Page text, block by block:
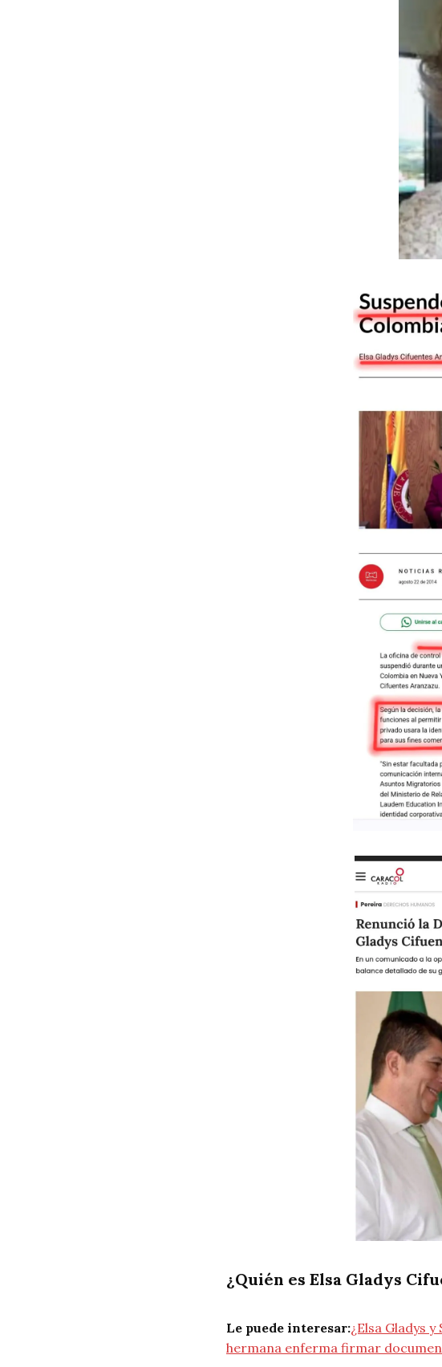
¿Quién es Elsa Gladys
Le puede interesar:¿Elsa Gladys
hermana enferma firmar